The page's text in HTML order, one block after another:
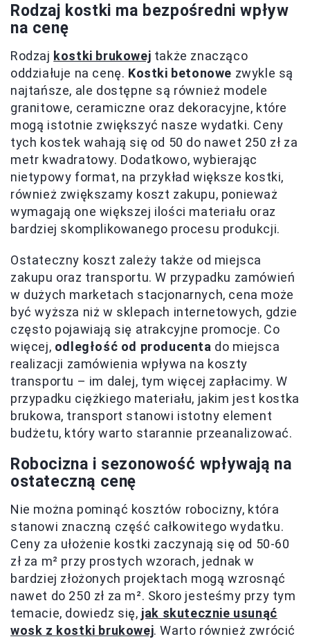
Rodzaj kostki ma bezpośredni wpływ
na cenę
Rodzaj kostki brukowej także znacząco
oddziałuje na cenę. Kostki betonowe zwykle są
najtańsze, ale dostępne są również modele
granitowe, ceramiczne oraz dekoracyjne, które
mogą istotnie zwiększyć nasze wydatki. Ceny
tych kostek wahają się od 50 do nawet 250 zł za
metr kwadratowy. Dodatkowo, wybierając
nietypowy format, na przykład większe kostki,
również zwiększamy koszt zakupu, ponieważ
wymagają one większej ilości materiału oraz
bardziej skomplikowanego procesu produkcji.
Ostateczny koszt zależy także od miejsca
zakupu oraz transportu. W przypadku zamówień
w dużych marketach stacjonarnych, cena może
być wyższa niż w sklepach internetowych, gdzie
często pojawiają się atrakcyjne promocje. Co
więcej, odległość od producenta do miejsca
realizacji zamówienia wpływa na koszty
transportu – im dalej, tym więcej zapłacimy. W
przypadku ciężkiego materiału, jakim jest kostka
brukowa, transport stanowi istotny element
budżetu, który warto starannie przeanalizować.
Robocizna i sezonowość wpływają na
ostateczną cenę
Nie można pominąć kosztów robocizny, która
stanowi znaczną część całkowitego wydatku.
Ceny za ułożenie kostki zaczynają się od 50-60
zł za m² przy prostych wzorach, jednak w
bardziej złożonych projektach mogą wzrosnąć
nawet do 250 zł za m². Skoro jesteśmy przy tym
temacie, dowiedz się, jak skutecznie usunąć
wosk z kostki brukowej. Warto również zwrócić